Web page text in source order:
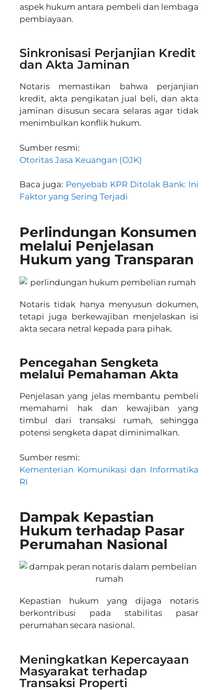
aspek hukum antara pembeli dan lembaga
pembiayaan.
Sinkronisasi Perjanjian Kredit
dan Akta Jaminan
Notaris memastikan bahwa perjanjian
kredit, akta pengikatan jual beli, dan akta
jaminan disusun secara selaras agar tidak
menimbulkan konflik hukum.
Sumber resmi:
Otoritas Jasa Keuangan (OJK)
Baca juga: Penyebab KPR Ditolak Bank: Ini
Faktor yang Sering Terjadi
Perlindungan Konsumen
melalui Penjelasan
Hukum yang Transparan
Notaris tidak hanya menyusun dokumen,
tetapi juga berkewajiban menjelaskan isi
akta secara netral kepada para pihak.
Pencegahan Sengketa
melalui Pemahaman Akta
Penjelasan yang jelas membantu pembeli
memahami hak dan kewajiban yang
timbul dari transaksi rumah, sehingga
potensi sengketa dapat diminimalkan.
Sumber resmi:
Kementerian Komunikasi dan Informatika
RI
Dampak Kepastian
Hukum terhadap Pasar
Perumahan Nasional
Kepastian hukum yang dijaga notaris
berkontribusi pada stabilitas pasar
perumahan secara nasional.
Meningkatkan Kepercayaan
Masyarakat terhadap
Transaksi Properti